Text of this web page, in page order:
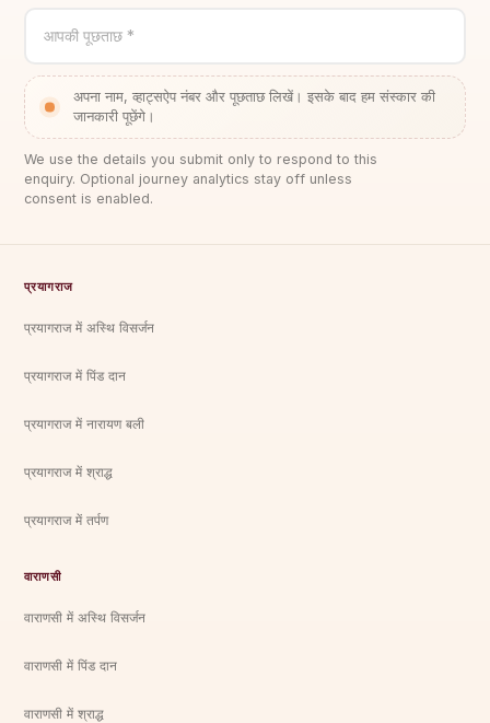
आपकी पूछताछ *
अपना नाम, व्हाट्सऐप नंबर और पूछताछ लिखें। इसके बाद हम संस्कार की
जानकारी पूछेंगे।
We use the details you submit only to respond to this
enquiry. Optional journey analytics stay off unless
consent is enabled.
प्रयागराज
प्रयागराज में अस्थि विसर्जन
प्रयागराज में पिंड दान
प्रयागराज में नारायण बली
प्रयागराज में श्राद्ध
प्रयागराज में तर्पण
वाराणसी
वाराणसी में अस्थि विसर्जन
वाराणसी में पिंड दान
वाराणसी में श्राद्ध